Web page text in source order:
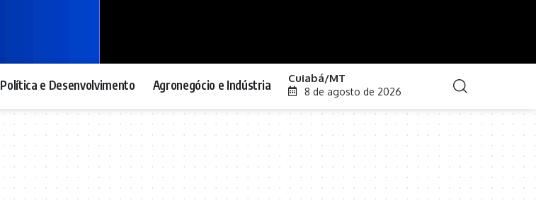
Política e Desenvolvimento Agronegócio e Indústria Cuiabá/MT
8 de agosto de 2026